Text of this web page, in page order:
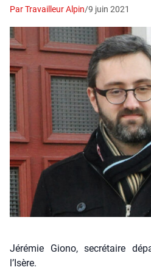
Par Travailleur Alpin/9 juin 2021
Jérémie Giono, secrétaire
l’Isère.